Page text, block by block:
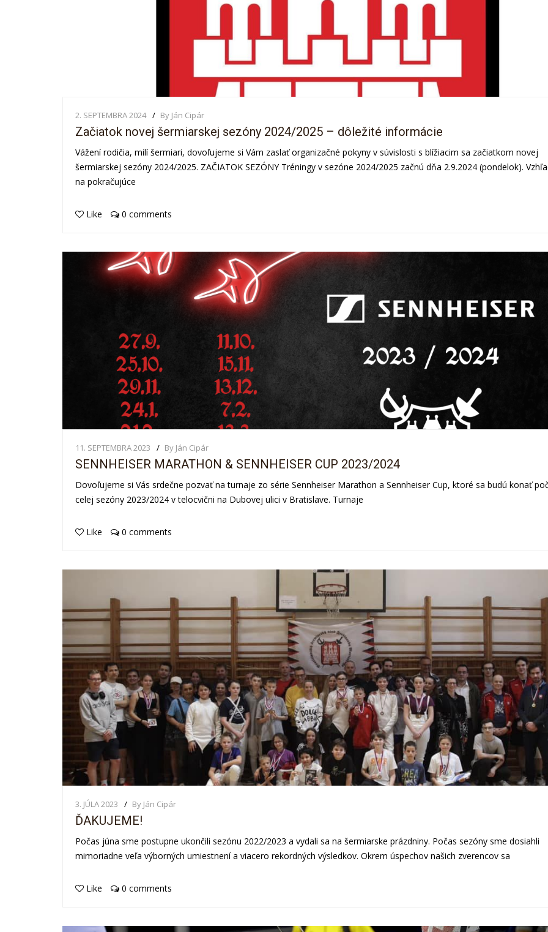
2. SEPTEMBRA 2024 By Ján Cipár
Začiatok novej šermiarskej sezóny 2024/2025 – dôležité informácie
Vážení rodičia, milí šermiari, dovoľujeme si Vám zaslať organizačné pokyny v súvislosti s blížiacim sa začiatkom novej
šermiarskej sezóny 2024/2025. ZAČIATOK SEZÓNY Tréningy v sezóne 2024/2025 začnú dňa 2.9.2024 (pondelok).
na pokračujúce
Like 0 comments
11. SEPTEMBRA 2023 By Ján Cipár
SENNHEISER MARATHON & SENNHEISER CUP 2023/2024
Dovoľujeme si Vás srdečne pozvať na turnaje zo série Sennheiser Marathon a Sennheiser Cup, ktoré sa budú konať
celej sezóny 2023/2024 v telocvični na Dubovej ulici v Bratislave. Turnaje
Like 0 comments
3. JÚLA 2023 By Ján Cipár
ĎAKUJEME!
Počas júna sme postupne ukončili sezónu 2022/2023 a vydali sa na šermiarske prázdniny. Počas sezóny sme dosiahli
mimoriadne veľa výborných umiestnení a viacero rekordných výsledkov. Okrem úspechov našich zverencov sa
Like 0 comments